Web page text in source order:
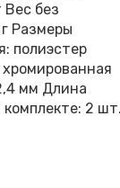
Вес без
Размеры
полиэстер
мм Длина
комплекте: 2